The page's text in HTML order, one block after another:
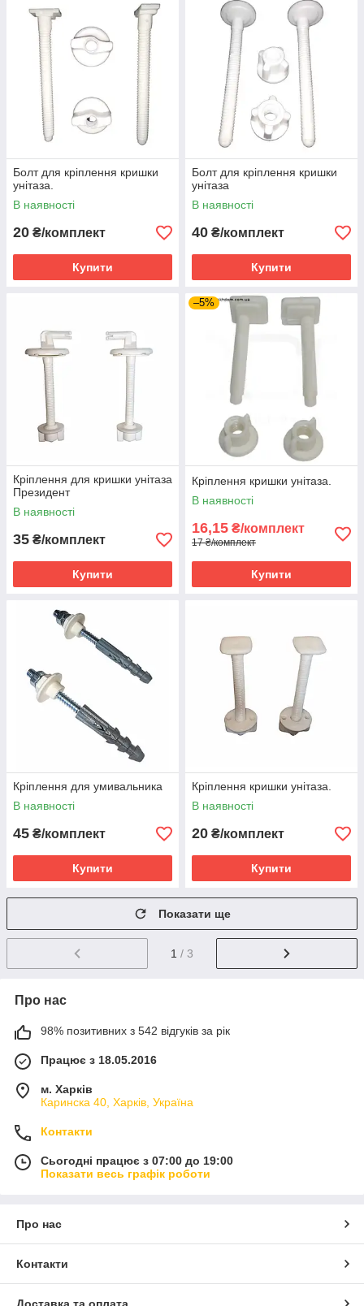
Болт для кріплення кришки
унітаза.
В наявності
20 ₴/комплект
Купити
Болт для кріплення кришки
унітаза
В наявності
40 ₴/комплект
Купити
Кріплення для кришки унітаза
Президент
В наявності
35 ₴/комплект
Купити
–5%
Кріплення кришки унітаза.
В наявності
16,15 ₴/комплект
17 ₴/комплект
Купити
Кріплення для умивальника
В наявності
45 ₴/комплект
Купити
Кріплення кришки унітаза.
В наявності
20 ₴/комплект
Купити
Показати ще
1 / 3
Про нас
98% позитивних з 542 відгуків за рік
Працює з 18.05.2016
м. Харків
Каринска 40, Харків, Україна
Контакти
Сьогодні працює з 07:00 до 19:00
Показати весь графік роботи
Про нас
Контакти